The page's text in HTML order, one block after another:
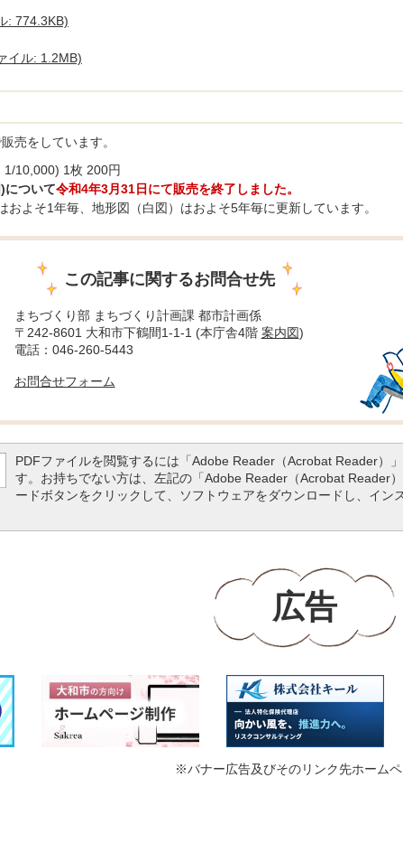
: 774.3KB)
イル: 1.2MB)
売をしています。
1/10,000) 1枚 200円
について令和4年3月31日にて販売を終了しました。
およそ1年毎、地形図（白図）はおよそ5年毎に更新しています。
この記事に関するお問合せ先
まちづくり部 まちづくり計画課 都市計画係
〒242-8601 大和市下鶴間1-1-1 (本庁舎4階 案内図)
電話：046-260-5443
お問合せフォーム
PDFファイルを閲覧するには「Adobe Reader（Acrobat Reader）
す。お持ちでない方は、左記の「Adobe Reader（Acrobat Reader
ードボタンをクリックして、ソフトウェアをダウンロードし、イン
広告
※バナー広告及びそのリンク先ホーム